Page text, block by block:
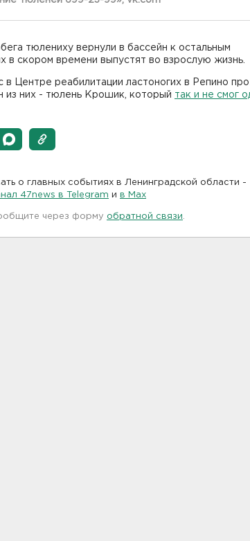
тюлениху вернули в бассейн к остальным
в скором времени выпустят во взрослую жизнь.
в Центре реабилитации ластоногих в Репино
из них - тюлень Крошик, который так и не смог
о главных событиях в Ленинградской области -
47news в Telegram и в Maх
через форму обратной связи